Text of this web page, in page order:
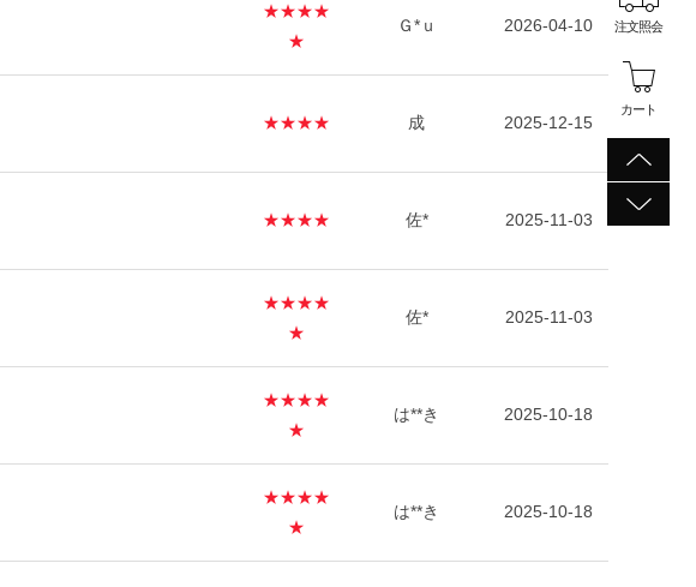
注文照会
カート
★★★★
★
Ｇ*ｕ 2026-04-10
★★★★ 成 2025-12-15
★★★★ 佐* 2025-11-03
★★★★
★
佐* 2025-11-03
★★★★
★
は**き 2025-10-18
★★★★
★
は**き 2025-10-18